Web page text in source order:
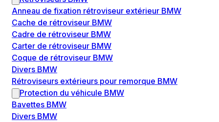
Anneau de fixation rétroviseur extérieur BMW
Cache de rétroviseur BMW
Cadre de rétroviseur BMW
Carter de rétroviseur BMW
Coque de rétroviseur BMW
Divers BMW
Rétroviseurs extérieurs pour remorque BMW
Protection du véhicule BMW
Bavettes BMW
Divers BMW